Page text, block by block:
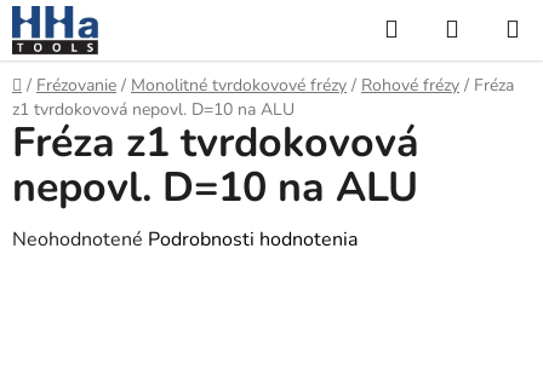
Prejsť
na
obsah
Hľadať
KOŠÍK
Domov
/ Frézovanie / Monolitné tvrdokovové frézy / Rohové frézy / Fréza
z1 tvrdokovová nepovl. D=10 na ALU
Fréza z1 tvrdokovová
nepovl. D=10 na ALU
Priemerné
Neohodnotené Podrobnosti hodnotenia